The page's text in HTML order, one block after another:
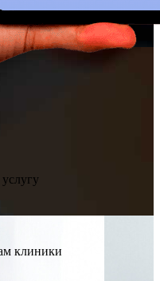
клиники